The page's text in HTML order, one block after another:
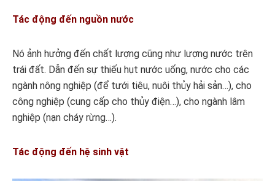
Tác động đến nguồn nước
Nó ảnh hưởng đến chất lượng cũng như lượng nước trên
trái đất. Dẫn đến sự thiếu hụt nước uống, nước cho các
ngành nông nghiệp (để tưới tiêu, nuôi thủy hải sản…), cho
công nghiệp (cung cấp cho thủy điện…), cho ngành lâm
nghiệp (nạn cháy rừng…).
Tác động đến hệ sinh vật